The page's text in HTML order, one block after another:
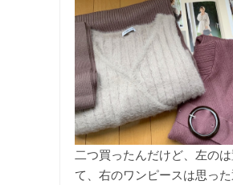
二つ買ったんだけど、左の
て、右のワンピースは思っ